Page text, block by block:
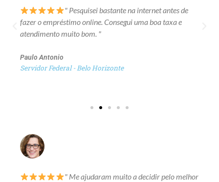
" Pesquisei bastante na internet antes de
fazer o empréstimo online. Consegui uma boa taxa e
atendimento muito bom. "
Paulo Antonio
Servidor Federal - Belo Horizonte
" Me ajudaram muito a decidir pelo melhor